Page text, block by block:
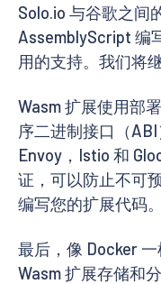
Solo.io 与谷歌之间
AssemblyScript 编
用的支持。我们将
Wasm 扩展使用部
序二进制接口（
Envoy，Istio 和
证，可以防止不可
编写您的扩展代码。
最后，像 Docker
Wasm 扩展存储和